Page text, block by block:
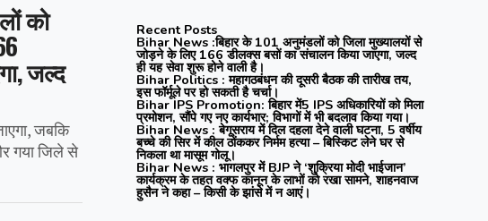
को
जल्द
जबकि
गया जिले से
Recent Posts
Bihar News :बिहार के 101 अनुमंडलों को जिला मुख्यालयों से
जोड़ने के लिए 166 डीलक्स बसों का संचालन किया जाएगा, जल्द
ही यह सेवा शुरू होने वाली है।
Bihar Politics : महागठबंधन की दूसरी बैठक की तारीख तय,
इस फॉर्मूले पर हो सकती है चर्चा।
Bihar IPS Promotion: बिहार में5 IPS अधिकारियों को मिला
प्रमोशन, सौंपे गए नए कार्यभार; विभागों में भी बदलाव किया गया।
Bihar News : बेगूसराय में दिल दहला देने वाली घटना, 5 वर्षीय
बच्चे की सिर में कील ठोंककर निर्मम हत्या – बिस्किट लेने घर से
निकला था मासूम गोलू।
Bihar News : भागलपुर में BJP ने ‘शुक्रिया मोदी भाईजान’
कार्यक्रम के तहत वक्फ कानून के लाभों को रखा सामने, शाहनवाज
हुसैन ने कहा – किसी के झांसे में न आएं।